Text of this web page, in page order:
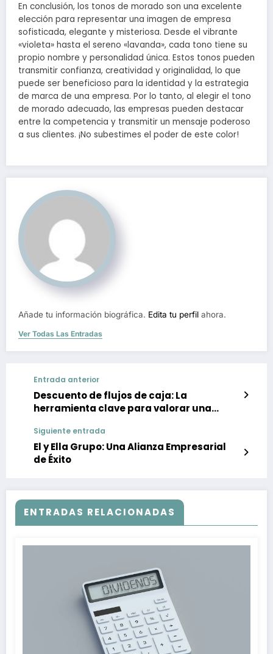
En conclusión, los tonos de morado son una excelente
elección para representar una imagen de empresa
sofisticada, elegante y misteriosa. Desde el vibrante
«violeta» hasta el sereno «lavanda», cada tono tiene su
propio nombre y personalidad única. Estos tonos pueden
transmitir confianza, creatividad y originalidad, lo que
puede ser beneficioso para la identidad y la estrategia
de marca de una empresa. Por lo tanto, al elegir el tono
de morado adecuado, las empresas pueden destacar
entre la competencia y transmitir un mensaje poderoso
a sus clientes. ¡No subestimes el poder de este color!
Añade tu información biográfica. Edita tu perfil ahora.
Ver Todas Las Entradas
Entrada anterior
Descuento de flujos de caja: La
herramienta clave para valorar una
Siguiente entrada
El y Ella Grupo: Una Alianza Empresarial
de Éxito
ENTRADAS RELACIONADAS